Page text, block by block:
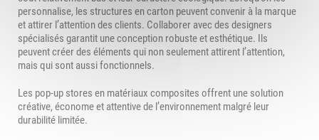
personnalise, les structures en carton peuvent convenir à la marque
et attirer l’attention des clients. Collaborer avec des designers
spécialisés garantit une conception robuste et esthétique. Ils
peuvent créer des éléments qui non seulement attirent l’attention,
mais qui sont aussi fonctionnels.
Les pop-up stores en matériaux composites offrent une solution
créative, économe et attentive de l’environnement malgré leur
durabilité limitée.